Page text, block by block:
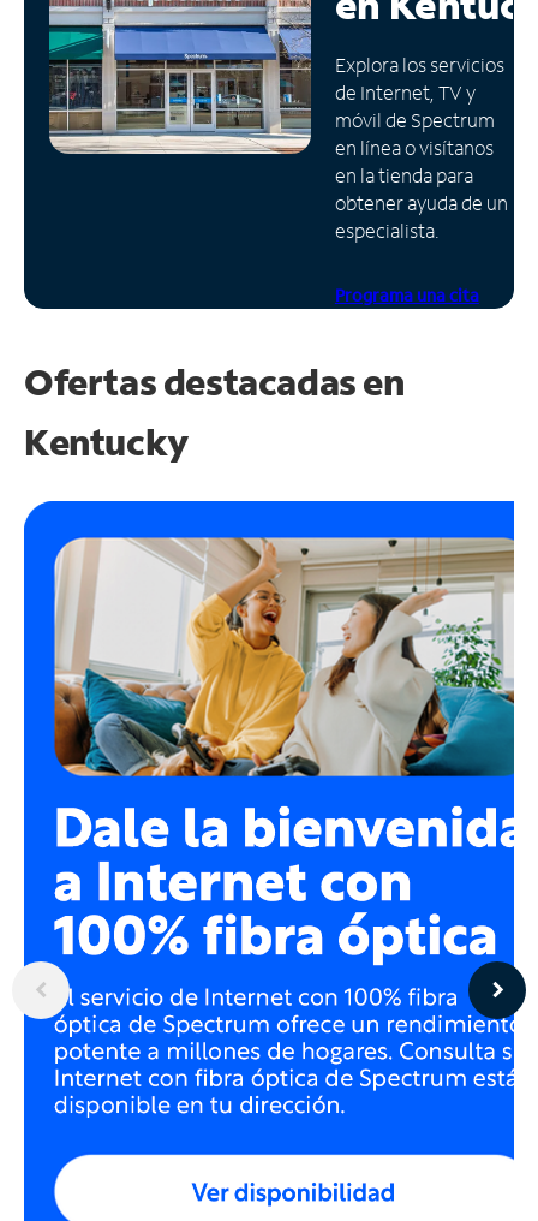
Administrar
cuenta
Encuentra
una
tienda
Explora los servicios
de Internet, TV y
móvil de Spectrum
en línea o visítanos
en la tienda para
obtener ayuda de un
especialista.
Programa una cita
Ofertas destacadas en
Kentucky